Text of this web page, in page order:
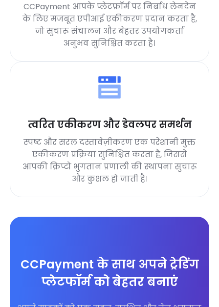
CCPayment आपके प्लेटफ़ॉर्म पर निर्बाध लेनदेन
के लिए मजबूत एपीआई एकीकरण प्रदान करता है,
जो सुचारू संचालन और बेहतर उपयोगकर्ता
अनुभव सुनिश्चित करता है।
त्वरित एकीकरण और डेवलपर समर्थन
स्पष्ट और सरल दस्तावेज़ीकरण एक परेशानी मुक्त
एकीकरण प्रक्रिया सुनिश्चित करता है, जिससे
आपकी क्रिप्टो भुगतान प्रणाली की स्थापना सुचारू
और कुशल हो जाती है।
CCPayment के साथ अपने ट्रेडिंग
प्लेटफॉर्म को बेहतर बनाएं